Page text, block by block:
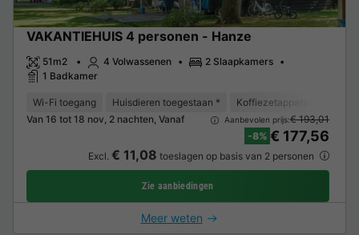
VAKANTIEHUIS 4 personen - Hanze
51m2 4 Volwassenen
2 Slaapkamers
1 Badkamer
Wi-Fi toegang Huisdieren toegestaan * Koffiezetapparaat
Van 16 tot 18 nov, 2 nachten, Vanaf
Aanbevolen prijs:€ 193,01
-8% € 177,56
Excl. € 11,08 toeslagen op basis van 2 personen
Zie aanbiedingen
Meer weten